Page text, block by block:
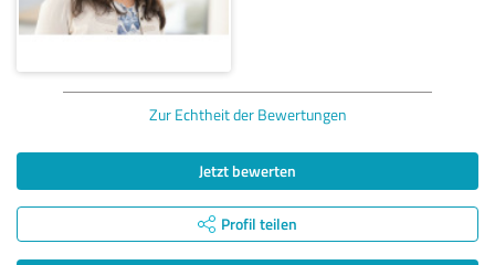
Zur Echtheit der Bewertungen
Jetzt bewerten
Profil teilen